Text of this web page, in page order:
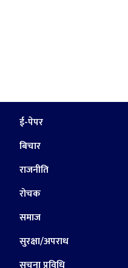
ई-पेपर
बिचार
राजनीति
रोचक
समाज
सुरक्षा/अपराध